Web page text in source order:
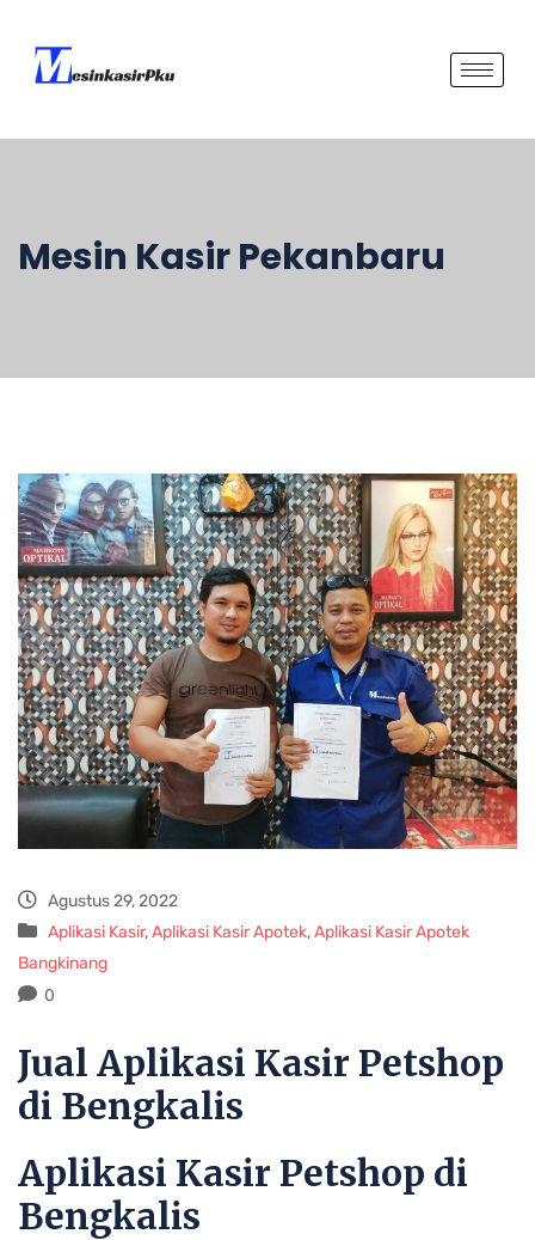
Mesin Kasir Pekanbaru
Agustus 29, 2022
Aplikasi Kasir,Aplikasi Kasir Apotek,Aplikasi Kasir Apotek
Bangkinang
0
Jual Aplikasi Kasir Petshop
di Bengkalis
Aplikasi Kasir Petshop di
Bengkalis